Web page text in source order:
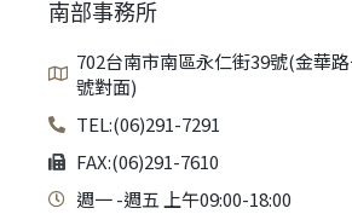
南部事務所
702台南市南區永仁街39號(金華
號對面)
TEL:(06)291-7291
FAX:(06)291-7610
週一 -週五 上午09:00-18:00